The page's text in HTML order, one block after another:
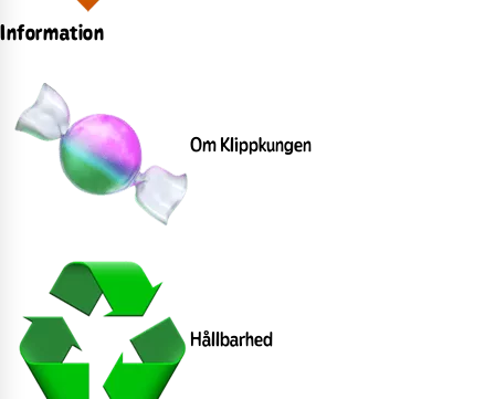
Information
Om Klippkungen
Hållbarhed